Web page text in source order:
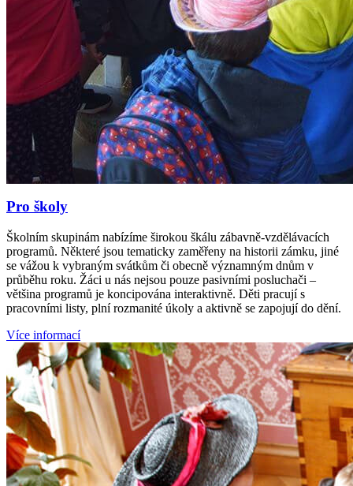
Pro školy
Školním skupinám nabízíme širokou škálu zábavně-vzdělávacích
programů. Některé jsou tematicky zaměřeny na historii zámku, jiné
se vážou k vybraným svátkům či obecně významným dnům v
průběhu roku. Žáci u nás nejsou pouze pasivními posluchači –
většina programů je koncipována interaktivně. Děti pracují s
pracovními listy, plní rozmanité úkoly a aktivně se zapojují do dění.
Více informací